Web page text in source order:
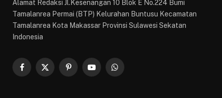
Alamat Redaksi Jl.Kesenangan 10 Blok E No.224 Bumi
Tamalanrea Permai (BTP) Kelurahan Buntusu Kecamatan
Tamalanrea Kota Makassar Provinsi Sulawesi Sekatan
Indonesia
Facebook
X
PinterestYouTubeWhatsApp